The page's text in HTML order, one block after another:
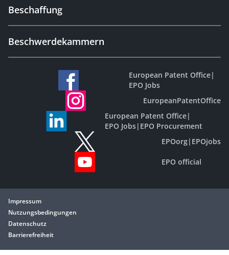
Beschaffung
Beschwerdekammern
European Patent Office|
EPO Jobs
EuropeanPatentOffice
European Patent Office|
EPO Jobs| EPO Procurement
EPOorg| EPOjobs
EPO official
Impressum
Nutzungsbedingungen
Datenschutz
Barrierefreiheit